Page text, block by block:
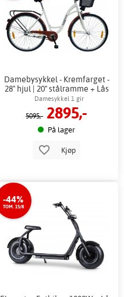
Damebysykkel - Kremfarget -
28" hjul | 20" stålramme + Lås
kjede
Damesykkel 1 gir
5095,- 2895,-
På lager
Kjøp
-44%
TOM. 15/8